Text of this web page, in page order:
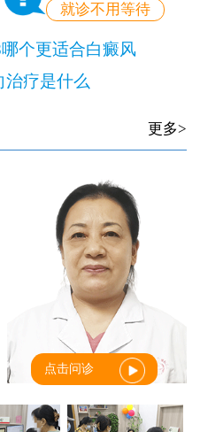
就诊不用等待
个更适合白癜风
治疗是什么
更多>
点击问诊